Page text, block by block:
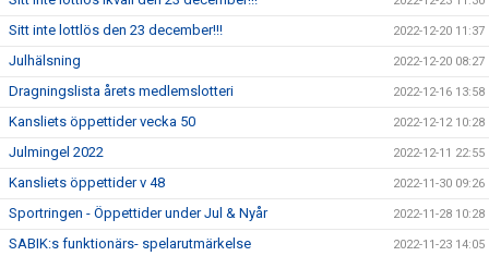
Sitt inte lottlös den 23 december!!! 2022-12-20 11:37
Julhälsning 2022-12-20 08:27
Dragningslista årets medlemslotteri 2022-12-16 13:58
Kansliets öppettider vecka 50 2022-12-12 10:28
Julmingel 2022 2022-12-11 22:55
Kansliets öppettider v 48 2022-11-30 09:26
Sportringen - Öppettider under Jul & Nyår 2022-11-28 10:28
SABIK:s funktionärs- spelarutmärkelse 2022-11-23 14:05